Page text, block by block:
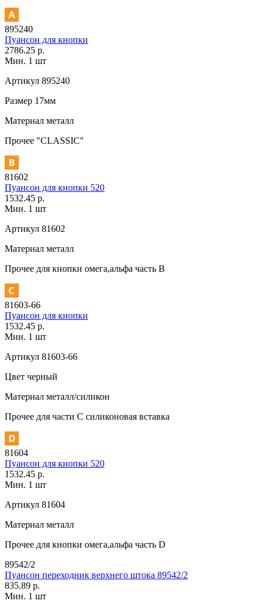
895240
Пуансон для кнопки
2786.25 р.
Мин. 1 шт
Артикул 895240
Размер 17мм
Материал металл
Прочее "CLASSIC"
81602
Пуансон для кнопки 520
1532.45 р.
Мин. 1 шт
Артикул 81602
Материал металл
Прочее для кнопки омега,альфа часть В
81603-66
Пуансон для кнопки
1532.45 р.
Мин. 1 шт
Артикул 81603-66
Цвет черный
Материал металл/силикон
Прочее для части C силиконовая вставка
81604
Пуансон для кнопки 520
1532.45 р.
Мин. 1 шт
Артикул 81604
Материал металл
Прочее для кнопки омега,альфа часть D
89542/2
Пуансон переходник верхнего штока 89542/2
835.89 р.
Мин. 1 шт